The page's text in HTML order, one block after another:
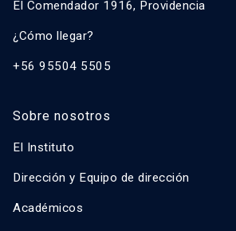
El Comendador 1916, Providencia
¿Cómo llegar?
+56 95504 5505
Sobre nosotros
El Instituto
Dirección y Equipo de dirección
Académicos